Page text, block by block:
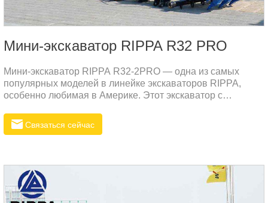
Мини-экскаватор RIPPA R32 PRO
Мини-экскаватор RIPPA R32-2PRO — одна из самых
популярных моделей в линейке экскаваторов RIPPA,
особенно любимая в Америке. Этот экскаватор с
является самым продаваемым звездным продуктом. Он
поставляется с различным навесным оборудованием для
отличную производительность при низком расходе
топлива, низком уровне шума и вибрации. Эта модель
является дилерским продуктом.
Связаться сейчас